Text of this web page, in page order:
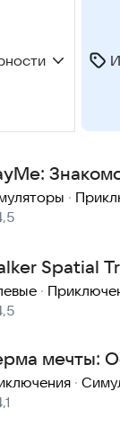
·
Spatial
·
мечты:
·